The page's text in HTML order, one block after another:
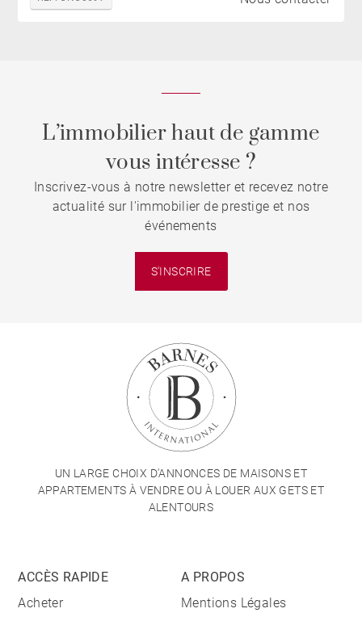
L’immobilier haut de gamme
vous intéresse ?
Inscrivez-vous à notre newsletter et recevez notre
actualité sur l'immobilier de prestige et nos
événements
S'INSCRIRE
UN LARGE CHOIX D'ANNONCES DE MAISONS ET
APPARTEMENTS À VENDRE OU À LOUER AUX GETS ET
ALENTOURS
ACCÈS RAPIDE
Acheter
A PROPOS
Mentions Légales